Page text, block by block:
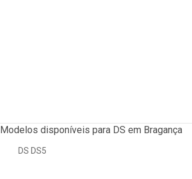
Modelos disponíveis para DS em Bragança
DS DS5